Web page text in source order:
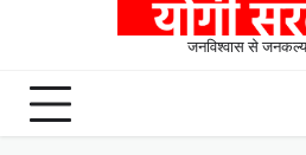
जनविश्वास से